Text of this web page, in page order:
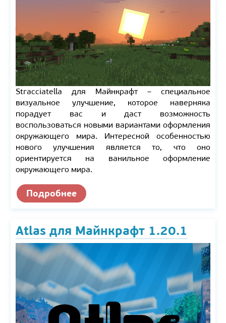
Stracciatella для Майнкрафт – специальное
визуальное улучшение, которое наверняка
порадует вас и даст возможность
воспользоваться новыми вариантами оформления
окружающего мира. Интересной особенностью
нового улучшения является то, что оно
ориентируется на ванильное оформление
окружающего мира.
Подробнее
Atlas для Майнкрафт 1.20.1